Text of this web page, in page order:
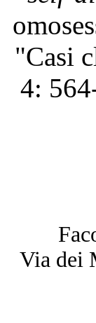
"Casi
4:
Via dei